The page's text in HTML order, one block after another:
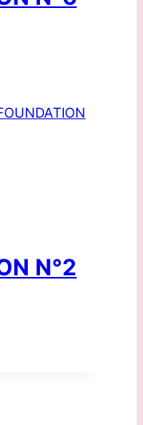
N°2